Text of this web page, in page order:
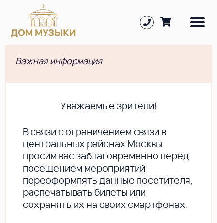
Важная информация
Уважаемые зрители!
В cвязи с ограничением связи в
центральных районах Москвы
просим вас заблаговременно перед
посещением мероприятий
переоформлять данные посетителя,
распечатывать билеты или
сохранять их на своих смартфонах.